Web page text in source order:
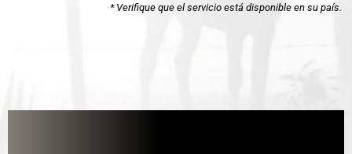
* Verifique que el servicio está disponible en su país.